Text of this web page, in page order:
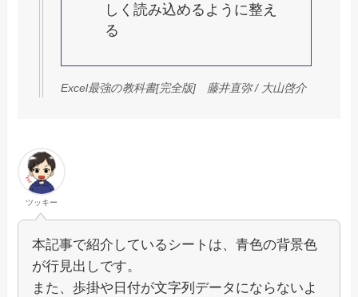
しく読み込めるように整え
る
Excel最強の教科書[完全版] 藤井直弥 / 大山啓介
ツッキー
本記事で紹介しているシートは、青色の背景色
が行見出しです。
また、歩掛や日付が文字列データにならないよ